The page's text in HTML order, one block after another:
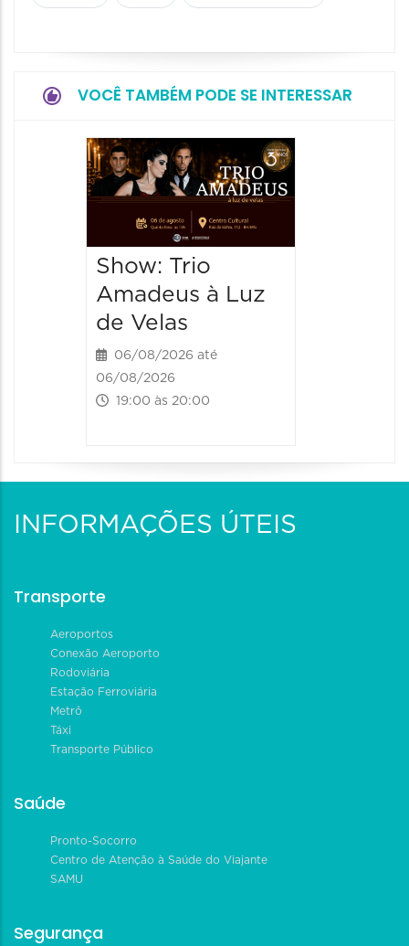
VOCÊ TAMBÉM PODE SE INTERESSAR
Show: Trio
Amadeus à Luz
de Velas
06/08/2026 até
06/08/2026
19:00 às 20:00
INFORMAÇÕES ÚTEIS
Transporte
Aeroportos
Conexão Aeroporto
Rodoviária
Estação Ferroviária
Metrô
Táxi
Transporte Público
Saúde
Pronto-Socorro
Centro de Atenção à Saúde do Viajante
SAMU
Segurança